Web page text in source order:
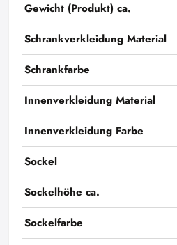
Gewicht (Produkt) ca.
Schrankverkleidung Material
Schrankfarbe
Innenverkleidung Material
Innenverkleidung Farbe
Sockel
Sockelhöhe ca.
Sockelfarbe